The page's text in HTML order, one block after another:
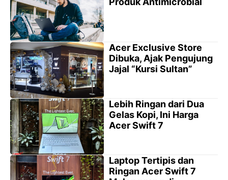
Acer Exclusive Store
Dibuka, Ajak Pengujung
Jajal “Kursi Sultan”
Lebih Ringan dari Dua
Gelas Kopi, Ini Harga
Acer Swift 7
Laptop Tertipis dan
Ringan Acer Swift 7